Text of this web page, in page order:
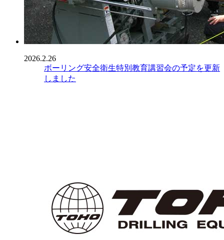
2026.2.26
ボーリング安全衛生特別教育講習会の予定を更新
しました